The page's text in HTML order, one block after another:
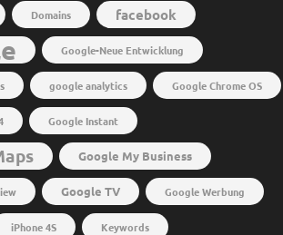
Domains facebook
Google-Neue Entwicklung
google analytics Google Chrome OS
Google Instant
Google My Business
Google TV Google Werbung
iPhone 4S Keywords